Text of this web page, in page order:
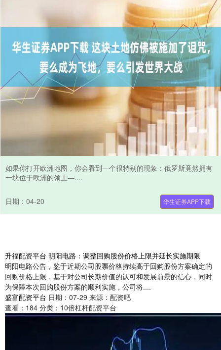
如果你打开欧洲地图，你会看到一个很特别的现象：俄罗斯竟然拥有
一块位于欧洲的领土—....
日期：04-20 华生证券APP下载
升福配资平台 明阳电路：调整回购股份价格上限并延长实施期限
明阳电路公告，鉴于近期公司股票价格持续高于回购股份方案确定的
回购价格上限，基于对公司长期价值的认可和发展前景的信心，同时
为保障本次回购股份方案的顺利实施，公司将....
盛富配资平台 日期：07-29 来源：配资吧
查看： 184 分类： 10倍杠杆配资平台